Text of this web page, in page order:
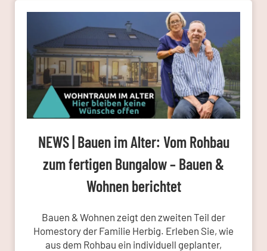
NEWS | Bauen im Alter: Vom Rohbau
zum fertigen Bungalow – Bauen &
Wohnen berichtet
Bauen & Wohnen zeigt den zweiten Teil der
Homestory der Familie Herbig. Erleben Sie, wie
aus dem Rohbau ein individuell geplanter,